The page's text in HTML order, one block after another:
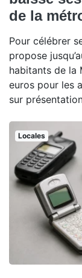
de la
Pour célébrer
propose
habitants de la
euros pour les
sur
Locales